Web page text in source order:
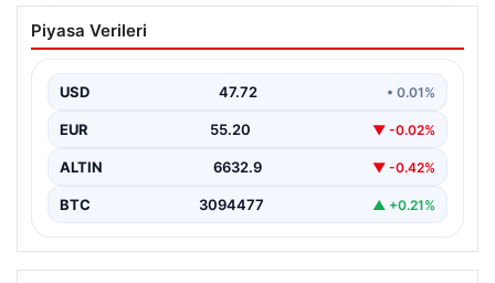
BBP Genel Başkanı Destici’den
‘Çerçeve Yasa’ Tartışmalarına Sert
Büyük Birlik Partisi (BBP) Genel Başkanı Mustafa
toplantısında…
Piyasa Verileri
USD 47.72 • 0.01%
EUR 55.20 ▼ -0.02%
ALTIN 6632.9 ▼ -0.42%
BTC 3094477 ▲ +0.21%